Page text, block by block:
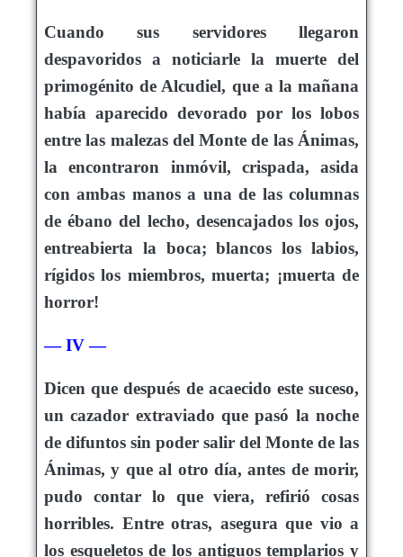
Cuando sus servidores llegaron
despavoridos a noticiarle la muerte del
primogénito de Alcudiel, que a la mañana
había aparecido devorado por los lobos
entre las malezas del Monte de las Ánimas,
la encontraron inmóvil, crispada, asida
con ambas manos a una de las columnas
de ébano del lecho, desencajados los ojos,
entreabierta la boca; blancos los labios,
rígidos los miembros, muerta; ¡muerta de
horror!
— IV —
Dicen que después de acaecido este suceso,
un cazador extraviado que pasó la noche
de difuntos sin poder salir del Monte de las
Ánimas, y que al otro día, antes de morir,
pudo contar lo que viera, refirió cosas
horribles. Entre otras, asegura que vio a
los esqueletos de los antiguos templarios y